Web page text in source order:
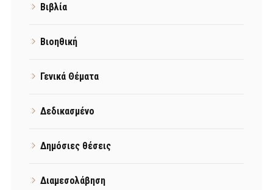
Βιβλία
Βιοηθική
Γενικά Θέματα
Δεδικασμένο
Δημόσιες θέσεις
Διαμεσολάβηση